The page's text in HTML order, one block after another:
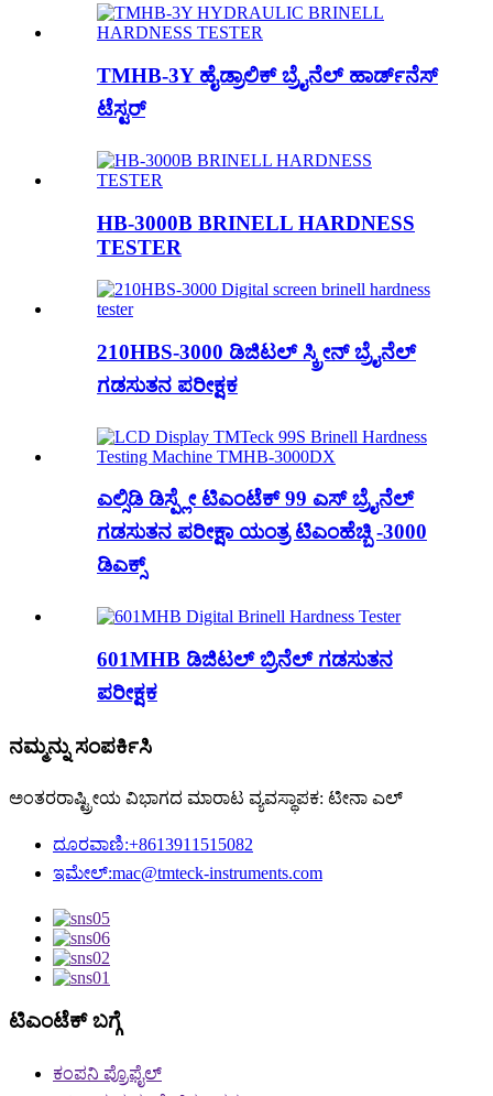
TMHB-3Y ಹೈಡ್ರಾಲಿಕ್ ಬ್ರೈನೆಲ್ ಹಾರ್ಡ್‌ನೆಸ್
ಟೆಸ್ಟರ್
HB-3000B BRINELL HARDNESS
TESTER
210HBS-3000 ಡಿಜಿಟಲ್ ಸ್ಕ್ರೀನ್ ಬ್ರೈನೆಲ್
ಗಡಸುತನ ಪರೀಕ್ಷಕ
ಎಲ್ಸಿಡಿ ಡಿಸ್ಪ್ಲೇ ಟಿಎಂಟೆಕ್ 99 ಎಸ್ ಬ್ರೈನೆಲ್
ಗಡಸುತನ ಪರೀಕ್ಷಾ ಯಂತ್ರ ಟಿಎಂಹೆಚ್ಬಿ -3000
ಡಿಎಕ್ಸ್
601MHB ಡಿಜಿಟಲ್ ಬ್ರಿನೆಲ್ ಗಡಸುತನ
ಪರೀಕ್ಷಕ
ನಮ್ಮನ್ನು ಸಂಪರ್ಕಿಸಿ
ಅಂತರರಾಷ್ಟ್ರೀಯ ವಿಭಾಗದ ಮಾರಾಟ ವ್ಯವಸ್ಥಾಪಕ: ಟೀನಾ ಎಲ್
ದೂರವಾಣಿ:+8613911515082
ಇಮೇಲ್:mac@tmteck-instruments.com
ಟಿಎಂಟೆಕ್ ಬಗ್ಗೆ
ಕಂಪನಿ ಪ್ರೊಫೈಲ್